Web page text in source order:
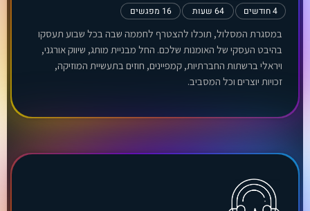
4 חודשים 64 שעות 16 מפגשים
במסגרת המסלול, תוכלו להצטרף לחממה שבה בכל שבוע תעסקו
בהיבט העסקי של האומנות שלכם. החל מבניית מותג, שיווק אורגני,
ויראלי ברשתות החברתיות, קמפיינים, חוזים בתעשיית המוזיקה,
זכויות יוצרים וכל המסביב.